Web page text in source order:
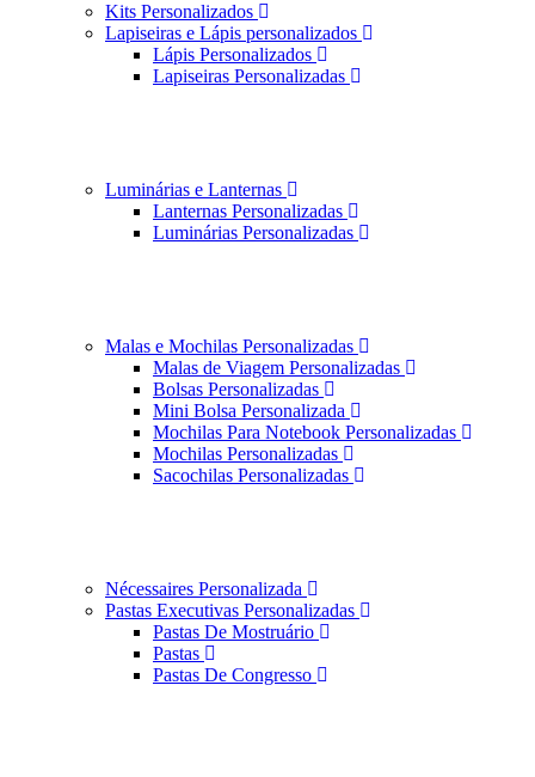
Kits Personalizados
Lapiseiras e Lápis personalizados
Lápis Personalizados
Lapiseiras Personalizadas
Luminárias e Lanternas
Lanternas Personalizadas
Luminárias Personalizadas
Malas e Mochilas Personalizadas
Malas de Viagem Personalizadas
Bolsas Personalizadas
Mini Bolsa Personalizada
Mochilas Para Notebook Personalizadas
Mochilas Personalizadas
Sacochilas Personalizadas
Nécessaires Personalizada
Pastas Executivas Personalizadas
Pastas De Mostruário
Pastas
Pastas De Congresso